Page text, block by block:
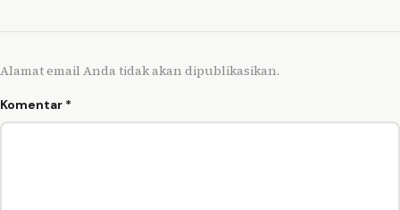
Alamat email Anda tidak akan dipublikasikan.
Komentar *